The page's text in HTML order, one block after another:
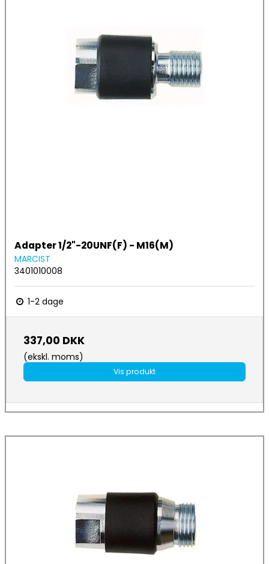
Adapter 1/2"-20UNF(F) - M16(M)
MARCIST
3401010008
1-2 dage
337,00 DKK
(ekskl. moms)
Vis produkt